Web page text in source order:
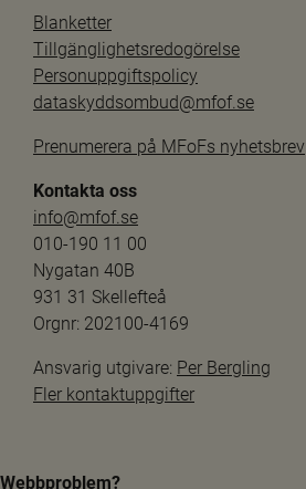
Blanketter
Tillgänglighetsredogörelse
Personuppgiftspolicy
dataskyddsombud@mfof.se
Prenumerera på MFoFs nyhetsbrev
Kontakta oss
info@mfof.se
010-190 11 00
Nygatan 40B
931 31 Skellefteå
Orgnr: 202100-4169
Ansvarig utgivare: Per Bergling
Fler kontaktuppgifter
Webbproblem?